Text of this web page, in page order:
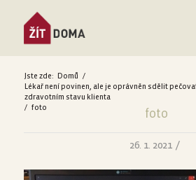
Jste zde: Domů
/
Lékař není povinen, ale je oprávněn sdělit
zdravotním stavu klienta
/ foto foto
26. 1. 2021 /